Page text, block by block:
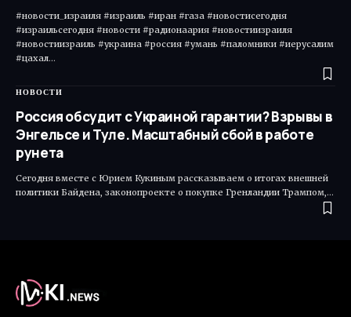
#новости_израиля #израиль #иран #газа #новостисегодня
#израильсегодня #новости #радионаария #новостиизраиля
#новостиизраиль #украина #россия #умань #паломники #иерусалим
#цахал…
НОВОСТИ
Россия обсудит с Украиной гарантии? Взрывы в
Энгельсе и Туле. Масштабный сбой в работе
рунета
Сегодня вместе с Юрием Кукиным рассказываем о итогах внешней
политики Байдена, законопроекте о покупке Гренландии Трампом,…